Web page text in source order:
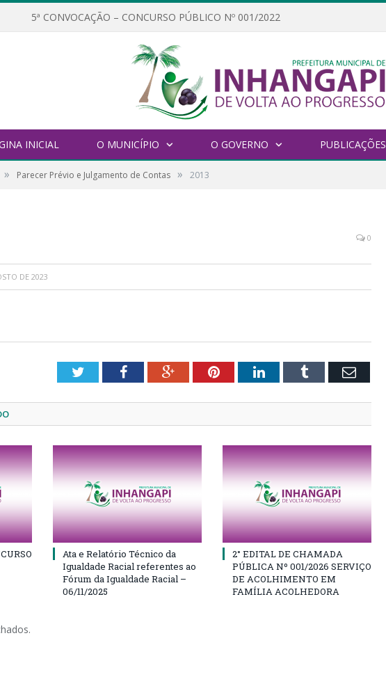
5ª CONVOCAÇÃO – CONCURSO PÚBLICO Nº 001/2022
INICIAL O MUNICÍPIO O GOVERNO PUBLICAÇÕES
» Parecer Prévio e Julgamento de Contas » 2013
0
DE 2023
TwitterFacebookGoogle+PinterestLinkedInTumblr Email
Ata e Relatório Técnico da
Igualdade Racial referentes ao
Fórum da Igualdade Racial –
06/11/2025
2° EDITAL DE CHAMADA
PÚBLICA Nº 001/2026 SERVIÇO
DE ACOLHIMENTO EM
FAMÍLIA ACOLHEDORA